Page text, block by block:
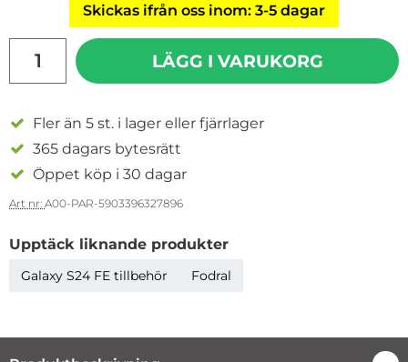
Skickas ifrån oss inom: 3-5 dagar
LÄGG I VARUKORG
Fler än 5 st. i lager eller fjärrlager
365 dagars bytesrätt
Öppet köp i 30 dagar
Art nr: A00-PAR-5903396327896
Upptäck liknande produkter
Galaxy S24 FE tillbehör Fodral